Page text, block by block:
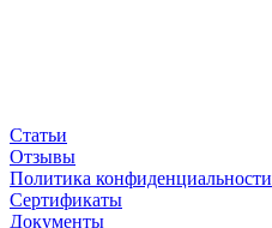
Статьи
Отзывы
Политика конфиденциальности
Сертификаты
Документы